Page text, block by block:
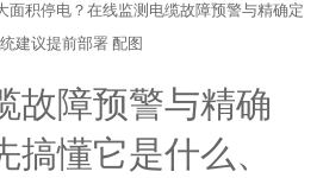
面积停电？在线监测电缆故障预警与精确定
建议提前部署 配图
故障预警与精确
懂它是什么、